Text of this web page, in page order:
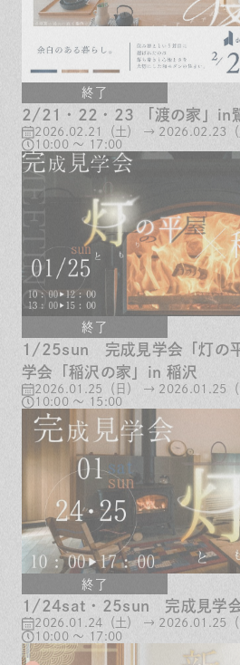
終了
2/21・22・23 「渡の家」in
2026.02.21（土） → 2026.02.23（
10:00 ～ 17:00
終了
1/25sun 完成見学会「灯の
学会「稲沢の家」in 稲沢
2026.01.25（日） → 2026.01.25（
10:00 ～ 15:00
終了
1/24sat・25sun 完成見学会
2026.01.24（土） → 2026.01.25（
10:00 ～ 17:00